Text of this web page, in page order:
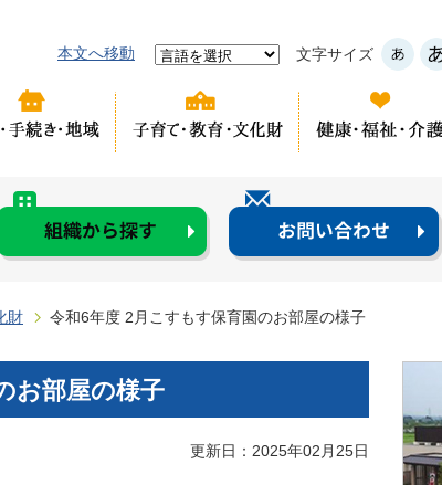
本文へ移動 文字サイズ
財 令和6年度 2月こすもす保育園のお部屋の様子
お部屋の様子
更新日：2025年02月25日